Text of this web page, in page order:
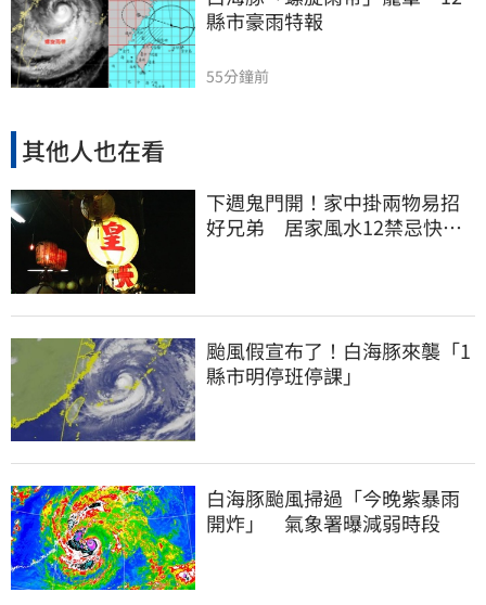
縣市豪雨特報
55分鐘前
其他人也在看
下週鬼門開！家中掛兩物易招
好兄弟 居家風水12禁忌快檢
颱風假宣布了！白海豚來襲「1
縣市明停班停課」
白海豚颱風掃過「今晚紫暴雨
開炸」 氣象署曝減弱時段